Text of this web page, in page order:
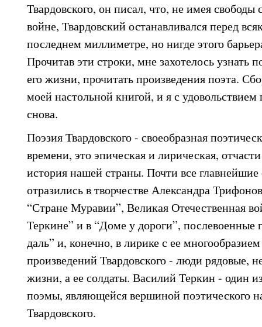
Твардовского, он писал, что, не имея свободы
войне, Твардовский останавливался перед
последнем миллиметре, но нигде этого
Прочитав эти строки, мне захотелось узнать
его жизни, прочитать произведения поэта.
моей настольной книгой, и я с
снова.
Поэзия Твардовского - своеобразная
времени, это эпическая и лирическая,
история нашей страны. Почти все
отразились в творчестве Александра
“Стране Муравии”, Великая Отечественная
Теркине” и в “Доме у дороги”, послевоенные
даль” и, конечно, в лирике с ее
произведений Твардовского - люди рядовые,
жизни, а ее солдаты. Василий Теркин - один
поэмы, являющейся вершиной поэтического
Твардовского.